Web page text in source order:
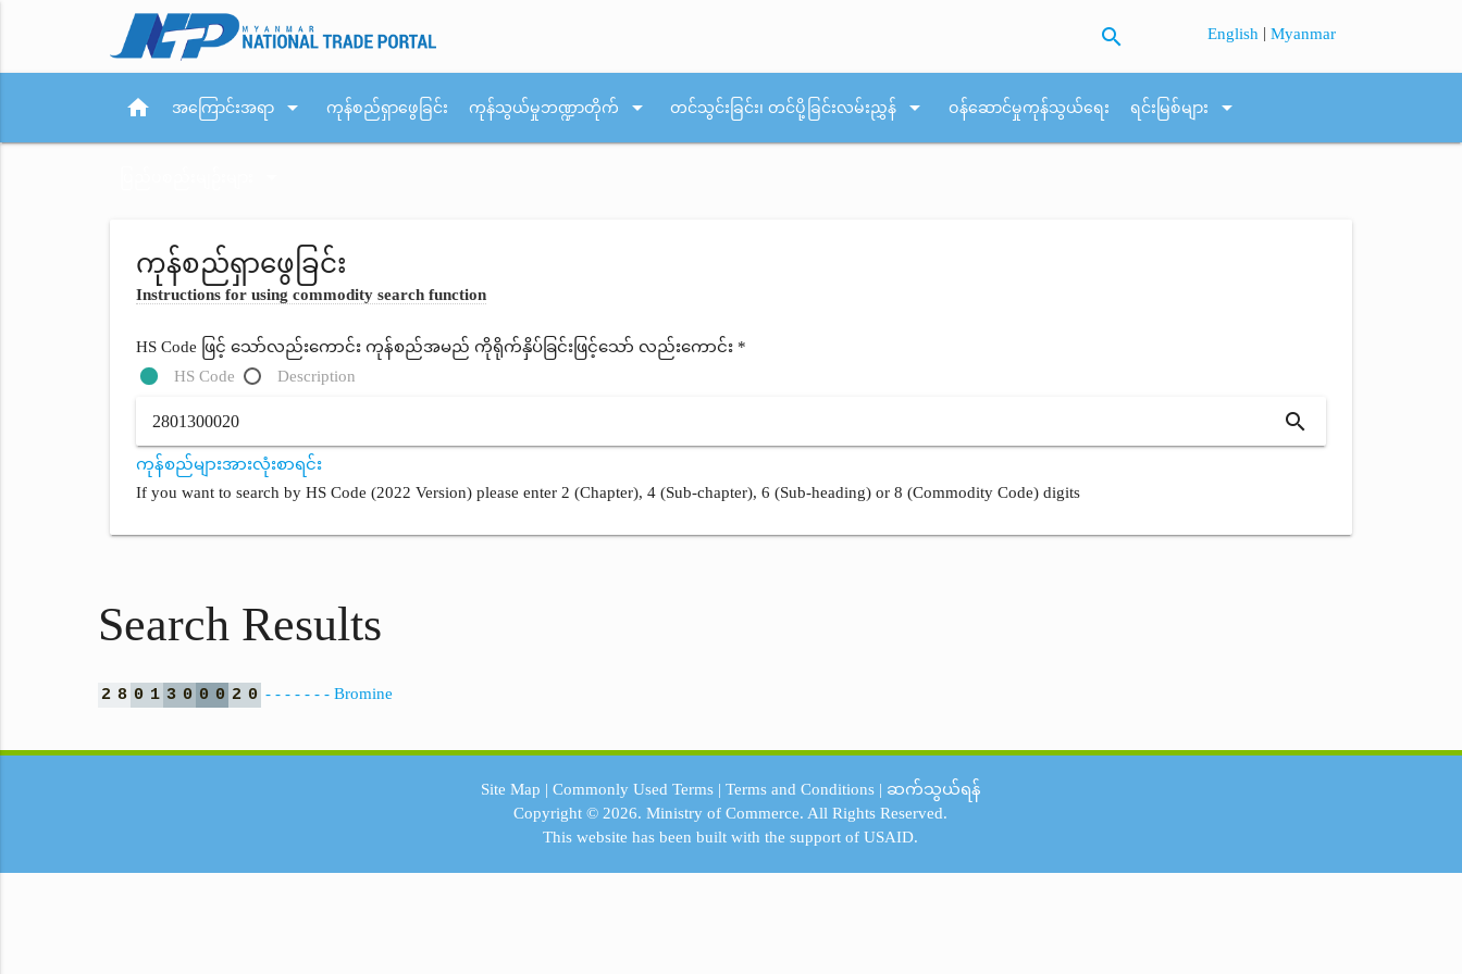
search English |Myanmar
home အကြောင်းအရာ arrow_drop_down ကုန်စည်ရှာဖွေခြင်း ကုန်သွယ်မှုဘဏ္ဍာတိုက် arrow_drop_down တင်သွင်းခြင်း၊ တင်ပို့ခြင်းလမ်းညွှန် arrow_drop_down ဝန်ဆောင်မှုကုန်သွယ်ရေး ရင်းမြစ်များ arrow_drop_down
ကုန်စည်ရှာဖွေခြင်း
Instructions for using commodity search function
HS Code ဖြင့် သော်လည်းကောင်း ကုန်စည်အမည် ကိုရိုက်နှိပ်ခြင်းဖြင့်သော် လည်းကောင်း *
HS Code
Description
search
ကုန်စည်များအားလုံးစာရင်း
If you want to search by HS Code (2022 Version) please enter 2 (Chapter), 4 (Sub-chapter), 6 (Sub-heading) or 8 (Commodity Code) digits
Search Results
2 8 0 1 3 0 0 0 2 0 - - - - - - - Bromine
Site Map | Commonly Used Terms| Terms and Conditions| ဆက်သွယ်ရန်
Copyright © 2026.Ministry of Commerce. All Rights Reserved.
This website has been built with the support ofUSAID.